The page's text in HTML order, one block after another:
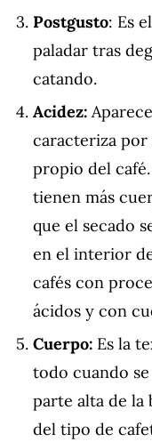
Postgusto: Es
paladar tras
catando.
Acidez:
caracteriza por
propio del
tienen más
que el secado
en el interior
cafés con
ácidos y con
Cuerpo: Es la
todo cuando
parte alta de la
del tipo de